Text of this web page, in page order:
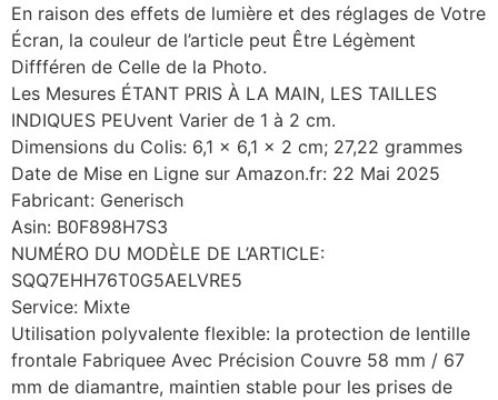
En raison des effets de lumière et des réglages de Votre
Écran, la couleur de l’article peut Être Légèment
Diffféren de Celle de la Photo.
Les Mesures ÉTANT PRIS À LA MAIN, LES TAILLES
INDIQUES PEUvent Varier de 1 à 2 cm.
Dimensions du Colis: 6,1 x 6,1 x 2 cm; 27,22 grammes
Date de Mise en Ligne sur Amazon.fr: 22 Mai 2025
Fabricant: Generisch
Asin: B0F898H7S3
NUMÉRO DU MODÈLE DE L’ARTICLE:
SQQ7EHH76T0G5AELVRE5
Service: Mixte
Utilisation polyvalente flexible: la protection de lentille
frontale Fabriquee Avec Précision Couvre 58 mm / 67
mm de diamantre, maintien stable pour les prises de